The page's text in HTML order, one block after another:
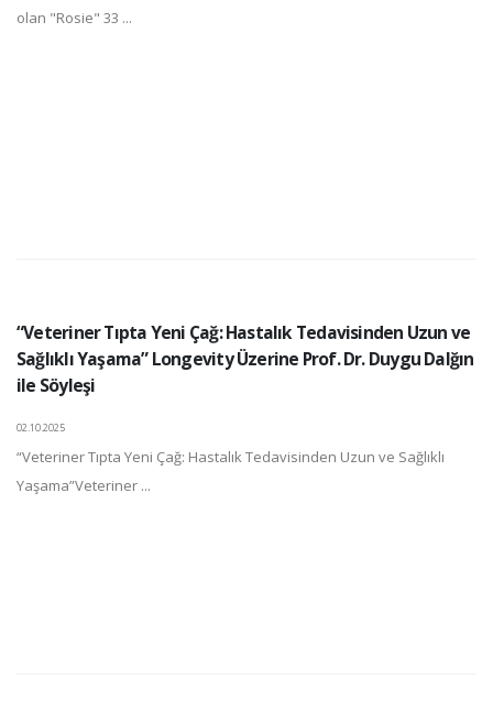
olan "Rosie" 33 ...
“Veteriner Tıpta Yeni Çağ: Hastalık Tedavisinden Uzun ve
Sağlıklı Yaşama” Longevity Üzerine Prof. Dr. Duygu Dalğın
ile Söyleşi
02.10.2025
“Veteriner Tıpta Yeni Çağ: Hastalık Tedavisinden Uzun ve Sağlıklı
Yaşama”Veteriner ...